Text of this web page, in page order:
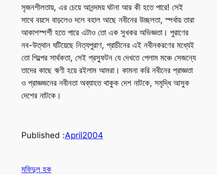
সৃজনশীলতায়, এর চেয়ে আনন্দময় ঘটনা আর কী হতে পারে! সেই
সাথে বয়সে বাড়লেও দলে বহাল আছে নবীনের উচ্ছলতা, স্পর্ধায় তারা
আকাশস্পর্শী হতে পারে এটাও তো এক সুখকর অভিজ্ঞতা। পুরাণের
নব-উত্থান ঘটিয়েছে নিত্যপুরাণ, প্রাচীনের এই নবীনকরণের মধ্যেই
তো শিল্পের সার্থকতা, সেই প্রস্ফুটন যে দেখতে পেলাম মঞ্চে সেজন্যে
তাদের কাছে ঋণী হয়ে রইলাম আমরা। কামনা করি নবীনের প্রাজ্ঞতা
ও প্রাজ্ঞজনের নবীনতা অব্যাহত থাকুক দেশ নাটকে, সমৃদ্ধি আসুক
দেশের নাটকে।
Published :April2004
মফিদুল হক